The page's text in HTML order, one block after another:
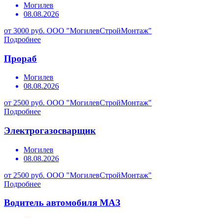
Могилев
08.08.2026
от 3000 руб. ООО "МогилевСтройМонтаж"
Подробнее
Прораб
Могилев
08.08.2026
от 2500 руб. ООО "МогилевСтройМонтаж"
Подробнее
Электрогазосварщик
Могилев
08.08.2026
от 2500 руб. ООО "МогилевСтройМонтаж"
Подробнее
Водитель автомобиля МАЗ